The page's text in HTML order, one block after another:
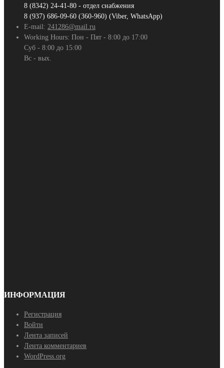
8 (8342) 24-41-80 - отдел снабжения
8 (937) 686-09-60 (360-960) (Viber, WhatsApp)
E-mail: 241286@mail.ru
Working Hours: Пон - Пят - 8:00 до 17:00
Суб - 8:00 до 15:00
Вс - вых.
ИНФОРМАЦИЯ
Регистрация
Войти
Лента записей
Лента комментариев
WordPress.org